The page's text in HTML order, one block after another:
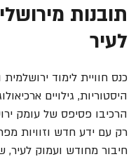
תובנות
לעיר
היסטוריות, גילויים
הרכיבו פסיפס של עומק
רק עם ידע חדש וזוויות
חיבור מחודש ועמוק